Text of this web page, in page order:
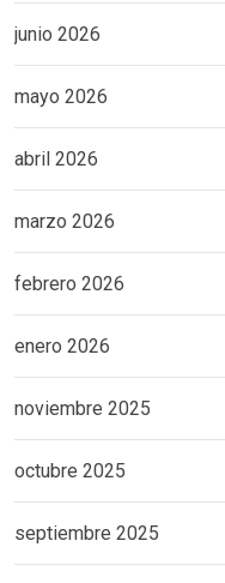
junio 2026
mayo 2026
abril 2026
marzo 2026
febrero 2026
enero 2026
noviembre 2025
octubre 2025
septiembre 2025